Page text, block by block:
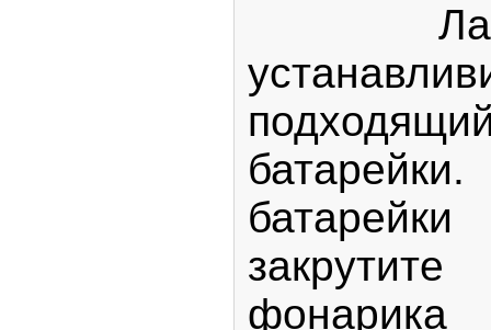
фонарика